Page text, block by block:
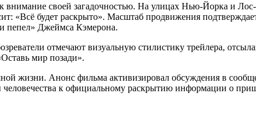
внимание своей загадочностью. На улицах Нью-Йорка и
«Всё будет раскрыто». Масштаб продвижения
и пепел» Джеймса Кэмерона.
отмечают визуальную стилистику трейлера,
мир позади».
жизни. Анонс фильма активизировал обсуждения в
к официальному раскрытию информации о